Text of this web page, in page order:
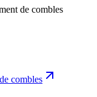
de combles
combles